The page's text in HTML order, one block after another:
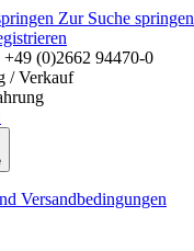
Zur Suche springen
+49 (0)2662 94470-0
/ Verkauf
Versandbedingungen